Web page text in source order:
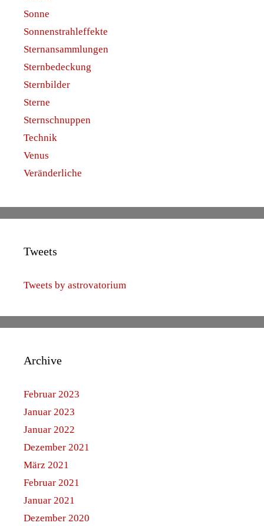
Sonne
Sonnenstrahleffekte
Sternansammlungen
Sternbedeckung
Sternbilder
Sterne
Sternschnuppen
Technik
Venus
Veränderliche
Tweets
Tweets by astrovatorium
Archive
Februar 2023
Januar 2023
Januar 2022
Dezember 2021
März 2021
Februar 2021
Januar 2021
Dezember 2020